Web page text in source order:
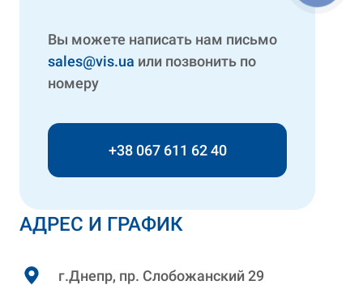
АДРЕС И ГРАФИК
г.Днепр, пр. Слобожанский 29
Вы можете написать нам письмо
sales@vis.ua или позвонить по
номеру
+38 067 611 62 40